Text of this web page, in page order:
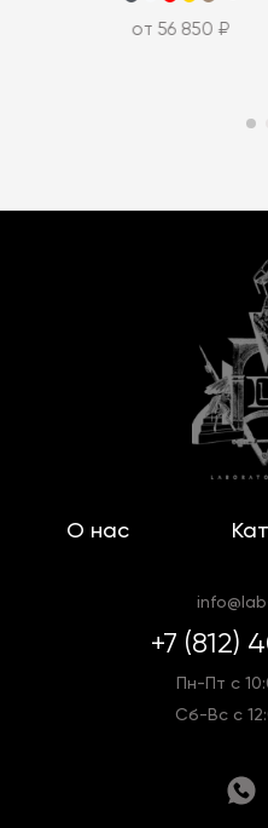
от 56 850 ₽
О нас
+7 (812)
Пн-Пт с
Сб-Вс с